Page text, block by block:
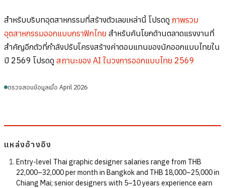
สำหรับบริบทอุตสาหกรรมที่สร้างตัวเลขเหล่านี้ โปรดดู ภาพรวม
อุตสาหกรรมออกแบบกราฟิกไทย สำหรับคันโยกด้านตลาดแรงงานที่
สำคัญอีกตัวที่กำลังปรับโครงสร้างค่าตอบแทนของนักออกแบบไทยใน
ปี 2569 โปรดดู สถานะของ AI ในวงการออกแบบไทย 2569
ตรวจสอบข้อมูลเมื่อ April 2026
แหล่งอ้างอิง
Entry-level Thai graphic designer salaries range from THB
22,000–32,000 per month in Bangkok and THB 18,000–25,000 in
Chiang Mai; senior designers with 5–10 years experience earn